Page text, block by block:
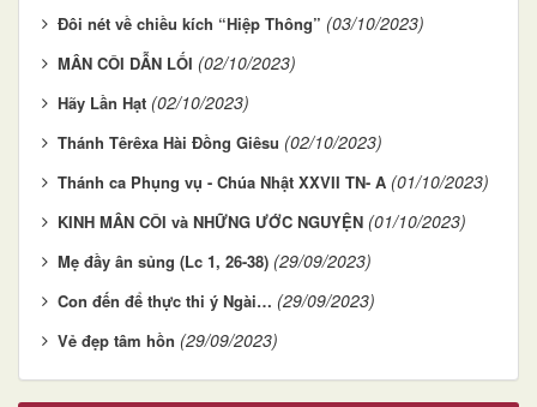
Đôi nét về chiều kích “Hiệp Thông” (03/10/2023)
MÂN CÔI DẪN LỐI (02/10/2023)
Hãy Lần Hạt (02/10/2023)
Thánh Têrêxa Hài Đồng Giêsu (02/10/2023)
Thánh ca Phụng vụ - Chúa Nhật XXVII TN- A (01/10/2023)
KINH MÂN CÔI và NHỮNG ƯỚC NGUYỆN (01/10/2023)
Mẹ đầy ân sủng (Lc 1, 26-38) (29/09/2023)
Con đến để thực thi ý Ngài… (29/09/2023)
Vẻ đẹp tâm hồn (29/09/2023)